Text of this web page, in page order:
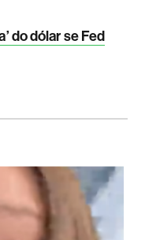
do dólar se Fed